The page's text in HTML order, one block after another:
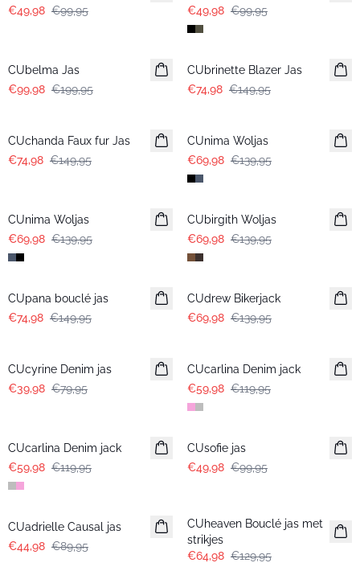
€49,98 €99,95 €49,98 €99,95
CUbelma Jas
€99,98 €199,95
-50%
CUbrinette Blazer Jas
€74,98 €149,95
CUchanda Faux fur Jas
€74,98 €149,95
CUnima Woljas
€69,98 €139,95
CUnima Woljas
€69,98 €139,95
-50%
CUbirgith Woljas
€69,98 €139,95
-50%
CUpana bouclé jas
€74,98 €149,95
-50%
CUdrew Bikerjack
€69,98 €139,95
CUcyrine Denim jas
€39,98 €79,95
CUcarlina Denim jack
€59,98 €119,95
CUcarlina Denim jack
€59,98 €119,95
-50%
CUsofie jas
€49,98 €99,95
-50%
CUadrielle Causal jas
€44,98 €89,95
CUheaven Bouclé jas met
strikjes
€64,98 €129,95